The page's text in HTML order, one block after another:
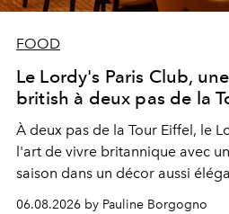
FOOD
Le Lordy's Paris Club,
british à deux pas de la
À deux pas de la Tour Eiffel, le
l'art de vivre britannique avec
saison dans un décor aussi
06.08.2026 by Pauline Borgogno